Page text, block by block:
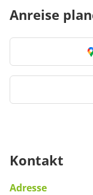
Anreise
Kontakt
Adresse